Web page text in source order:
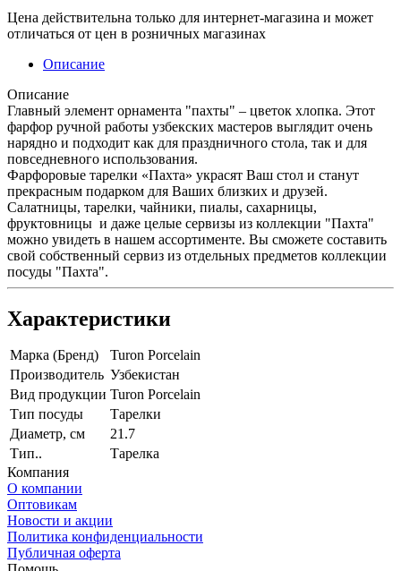
Цена действительна только для интернет-магазина и может
отличаться от цен в розничных магазинах
Описание
Описание
Главный элемент орнамента "пахты" – цветок хлопка. Этот
фарфор ручной работы узбекских мастеров выглядит очень
нарядно и подходит как для праздничного стола, так и для
повседневного использования.
Фарфоровые тарелки «Пахта» украсят Ваш стол и станут
прекрасным подарком для Ваших близких и друзей.
Салатницы, тарелки, чайники, пиалы, сахарницы,
фруктовницы и даже целые сервизы из коллекции "Пахта"
можно увидеть в нашем ассортименте. Вы сможете составить
свой собственный сервиз из отдельных предметов коллекции
посуды "Пахта".
Характеристики
Марка (Бренд)
Turon Porcelain
Производитель Узбекистан
Вид продукции Turon Porcelain
Тип посуды
Тарелки
Диаметр, см
21.7
Тип..
Тарелка
Компания
О компании
Оптовикам
Новости и акции
Политика конфиденциальности
Публичная оферта